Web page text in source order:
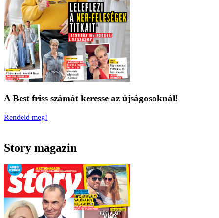
A Best friss számát keresse az újságosoknál!
Rendeld meg!
Story magazin